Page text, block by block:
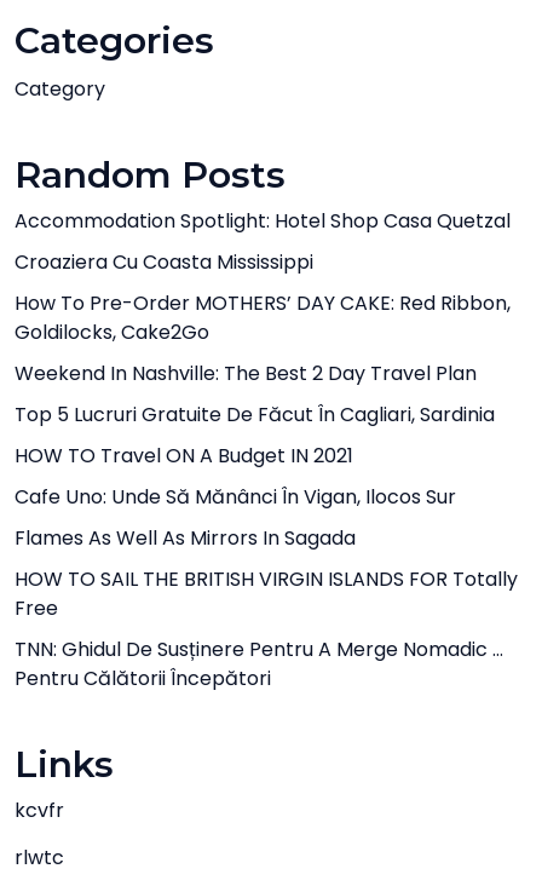
Categories
Category
Random Posts
Accommodation Spotlight: Hotel Shop Casa Quetzal
Croaziera Cu Coasta Mississippi
How To Pre-Order MOTHERS’ DAY CAKE: Red Ribbon,
Goldilocks, Cake2Go
Weekend In Nashville: The Best 2 Day Travel Plan
Top 5 Lucruri Gratuite De Făcut În Cagliari, Sardinia
HOW TO Travel ON A Budget IN 2021
Cafe Uno: Unde Să Mănânci În Vigan, Ilocos Sur
Flames As Well As Mirrors In Sagada
HOW TO SAIL THE BRITISH VIRGIN ISLANDS FOR Totally
Free
TNN: Ghidul De Susținere Pentru A Merge Nomadic …
Pentru Călătorii Începători
Links
kcvfr
rlwtc